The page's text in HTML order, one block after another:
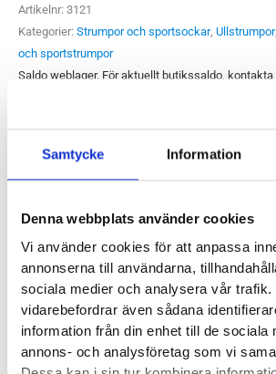
Samtycke Information
Denna webbplats använder cookies
Vi använder cookies för att anpassa
annonserna till användarna,
sociala medier och analysera vår trafik.
vidarebefordrar även sådana
information från din enhet till de sociala
annons- och analysföretag som vi
Artikelnr: 3121
Kategorier: Strumpor och sportsockar, Ullstrumpor,
och sportstrumpor
Saldo weblager. För aktuellt butikssaldo,
Produktegenskaper
Slitstark träningsstrumpa med merinoull
stöd i hålfoten. Söker du strumpor som
inte slits ut direkt har du hittat rätt. Stance
hållbarhetsgaranti och vi kan lova dig att
första taget.